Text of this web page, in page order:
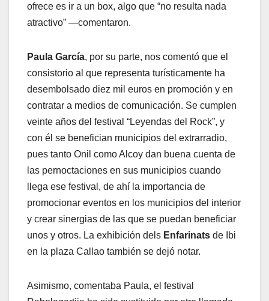
ofrece es ir a un box, algo que “no resulta nada
atractivo” —comentaron.
Paula García, por su parte, nos comentó que el
consistorio al que representa turísticamente ha
desembolsado diez mil euros en promoción y en
contratar a medios de comunicación. Se cumplen
veinte años del festival “Leyendas del Rock”, y
con él se benefician municipios del extrarradio,
pues tanto Onil como Alcoy dan buena cuenta de
las pernoctaciones en sus municipios cuando
llega ese festival, de ahí la importancia de
promocionar eventos en los municipios del interior
y crear sinergias de las que se puedan beneficiar
unos y otros. La exhibición dels Enfarinats de Ibi
en la plaza Callao también se dejó notar.
Asimismo, comentaba Paula, el festival